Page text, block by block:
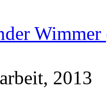
von
„Odyssee“